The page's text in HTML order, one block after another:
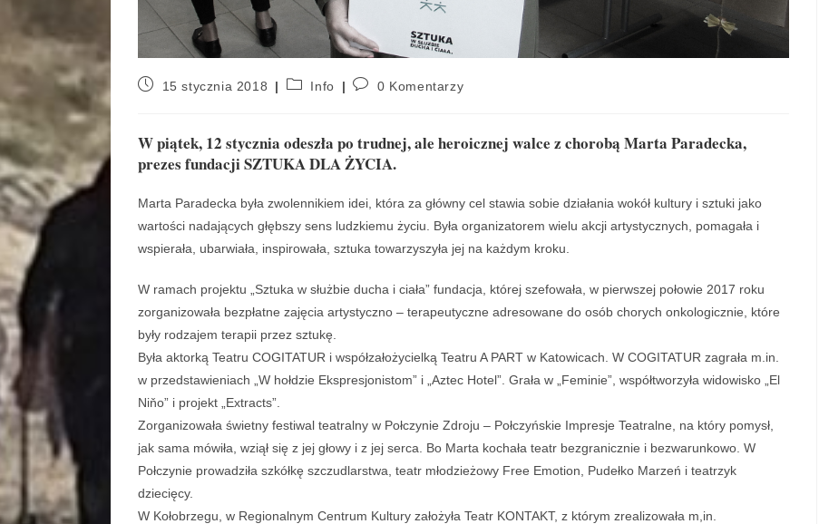
15 stycznia 2018 Info 0 Komentarzy
W piątek, 12 stycznia odeszła po trudnej, ale heroicznej walce z chorobą Marta Paradecka,
prezes fundacji SZTUKA DLA ŻYCIA.
Marta Paradecka była zwolennikiem idei, która za główny cel stawia sobie działania wokół kultury i sztuki jako
wartości nadających głębszy sens ludzkiemu życiu. Była organizatorem wielu akcji artystycznych, pomagała i
wspierała, ubarwiała, inspirowała, sztuka towarzyszyła jej na każdym kroku.
W ramach projektu „Sztuka w służbie ducha i ciała” fundacja, której szefowała, w pierwszej połowie 2017 roku
zorganizowała bezpłatne zajęcia artystyczno – terapeutyczne adresowane do osób chorych onkologicznie, które
były rodzajem terapii przez sztukę.
Była aktorką Teatru COGITATUR i współzałożycielką Teatru A PART w Katowicach. W COGITATUR zagrała m.in.
w przedstawieniach „W hołdzie Ekspresjonistom” i „Aztec Hotel”. Grała w „Feminie”, współtworzyła widowisko „El
Niňo” i projekt „Extracts”.
Zorganizowała świetny festiwal teatralny w Połczynie Zdroju – Połczyńskie Impresje Teatralne, na który pomysł,
jak sama mówiła, wziął się z jej głowy i z jej serca. Bo Marta kochała teatr bezgranicznie i bezwarunkowo. W
Połczynie prowadziła szkółkę szczudlarstwa, teatr młodzieżowy Free Emotion, Pudełko Marzeń i teatrzyk
dziecięcy.
W Kołobrzegu, w Regionalnym Centrum Kultury założyła Teatr KONTAKT, z którym zrealizowała m,in.